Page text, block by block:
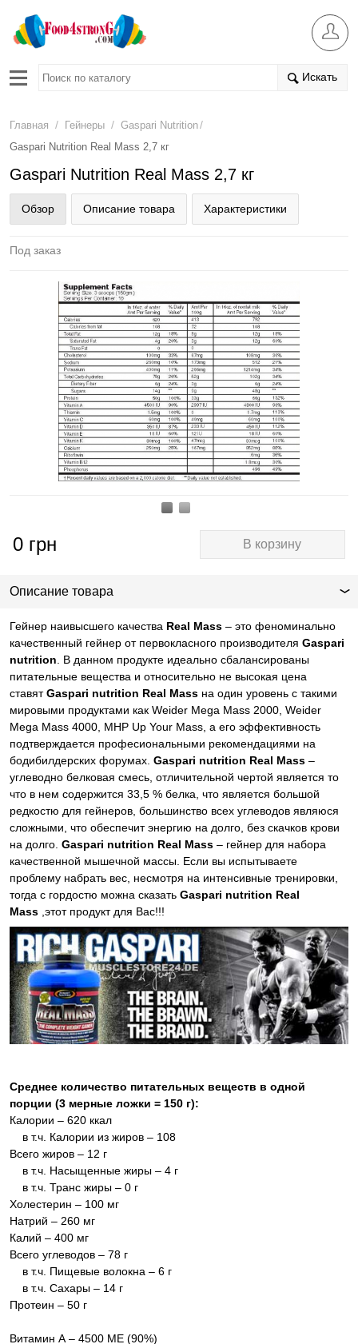
Искать
Главная / Гейнеры / Gaspari Nutrition/
Gaspari Nutrition Real Mass 2,7 кг
Gaspari Nutrition Real Mass 2,7 кг
Обзор Описание товара Характеристики
Под заказ
0 грн В корзину
Описание товара
Гейнер наивысшего качества Real Mass – это феноминально
качественный гейнер от первокласного производителя Gaspari
nutrition. В данном продукте идеально сбалансированы
питательные вещества и относительно не высокая цена
ставятGaspari nutrition Real Mass на один уровень с такими
мировыми продуктами как Weider Mega Mass 2000, Weider
Mega Mass 4000, MHP Up Your Mass, а его эффективность
подтверждается професиональными рекомендациями на
бодибилдерских форумах. Gaspari nutrition Real Mass –
углеводно белковая смесь, отличительной чертой является то
что в нем содержится 33,5 % белка, что является большой
редкостю для гейнеров, большинство всех углеводов являюся
сложными, что обеспечит энергию на долго, без скачков крови
на долго. Gaspari nutrition Real Mass – гейнер для набора
качественной мышечной массы. Если вы испытываете
проблему набрать вес, несмотря на интенсивные тренировки,
тогда с гордостю можна сказать Gaspari nutrition Real
Mass ,этот продукт для Вас!!!
Среднее количество питательных веществ в одной
порции (3 мерные ложки = 150 г):
Калории – 620 ккал
в т.ч. Калории из жиров – 108
Всего жиров – 12 г
в т.ч. Насыщенные жиры – 4 г
в т.ч. Транс жиры – 0 г
Холестерин – 100 мг
Натрий – 260 мг
Калий – 400 мг
Всего углеводов – 78 г
в т.ч. Пищевые волокна – 6 г
в т.ч. Сахары – 14 г
Протеин – 50 г
Витамин А – 4500 МЕ (90%)